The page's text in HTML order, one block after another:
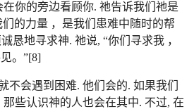
你的旁边看顾你. 祂告诉我们祂是
的力量 ，是我们患难中随时的帮
恳地寻求神. 祂说, “你们寻求我 ，
。”[8]
不会遇到困难. 他们会的. 如果我们
些认识神的人也会在其中. 不过, 在